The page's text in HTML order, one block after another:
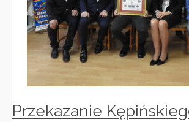
Przekazanie